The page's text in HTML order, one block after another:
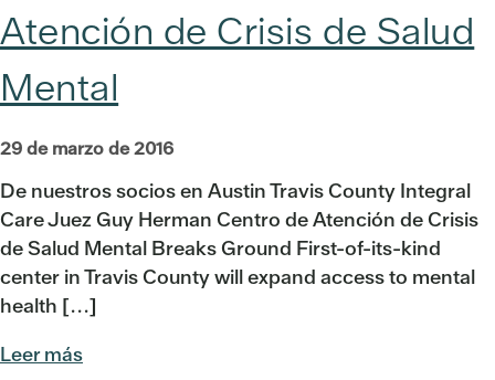
Atención de Crisis de Salud
Mental
29 de marzo de 2016
De nuestros socios en Austin Travis County Integral
Care Juez Guy Herman Centro de Atención de Crisis
de Salud Mental Breaks Ground First-of-its-kind
center in Travis County will expand access to mental
health [...]
Leer más